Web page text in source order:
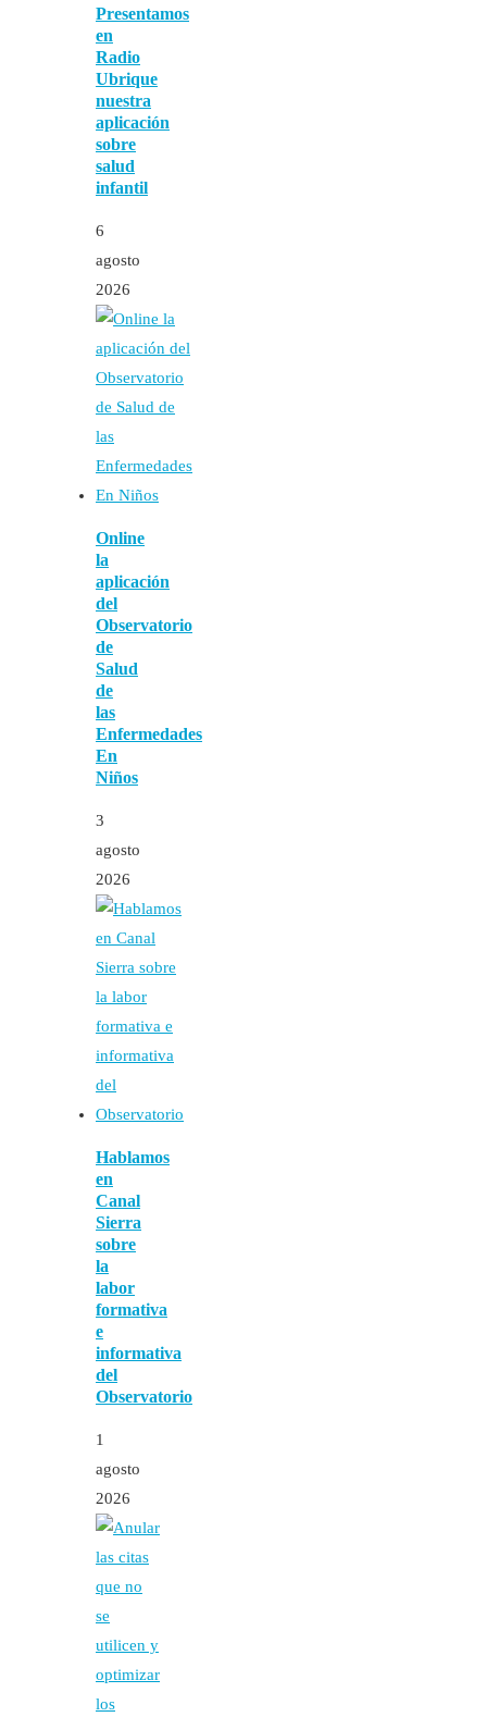
Presentamos
en
Radio
Ubrique
nuestra
aplicación
sobre
salud
infantil
6
agosto
2026
Online
la
aplicación
del
Observatorio
de
Salud
de
las
Enfermedades
En
Niños
3
agosto
2026
Hablamos
en
Canal
Sierra
sobre
la
labor
formativa
e
informativa
del
Observatorio
1
agosto
2026